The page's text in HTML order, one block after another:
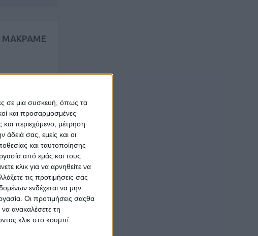
σε μια συσκευή, όπως τα
και προσαρμοσμένες
περιεχόμενο, μέτρηση
άδειά σας, εμείς και οι
και ταυτοποίησης
από εμάς και τους
κλικ για να αρνηθείτε να
τις προτιμήσεις σας
ενδέχεται να μην
Οι προτιμήσεις σαςθα
ανακαλέσετε τη
κλικ στο κουμπί
ΜΑΚΡΑΜΕ
10 τεμάχια,
ΝΕΑ